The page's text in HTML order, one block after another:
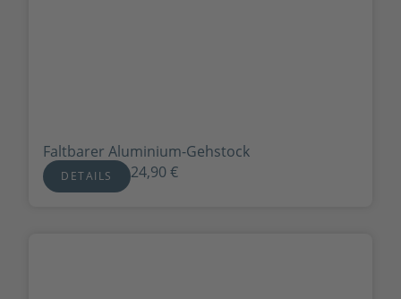
Faltbarer Aluminium-Gehstock
DETAILS 24,90€